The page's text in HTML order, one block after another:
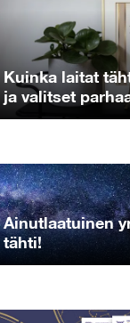
Kuinka laitat
ja valitset
Ainutlaatuinen
tähti!